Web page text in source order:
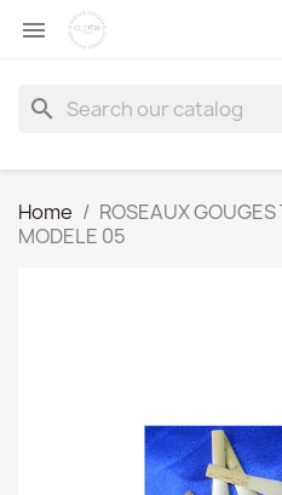

search
Home
ROSEAUX
MODELE 05